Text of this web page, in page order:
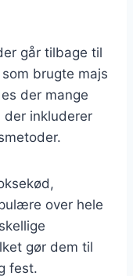
går tilbage til
brugte majs
der mange
inkluderer
over hele
gør dem til
fest.